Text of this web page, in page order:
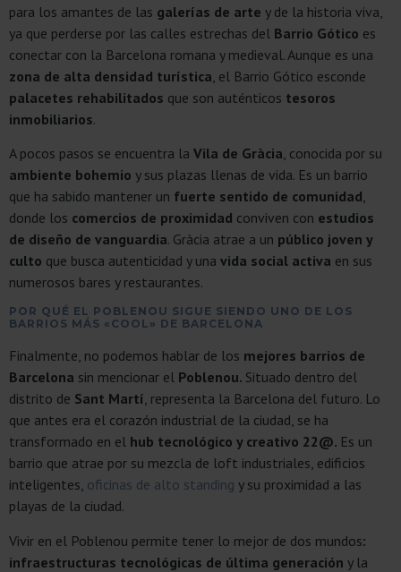
para los amantes de las galerías de arte y de la historia viva,
ya que perderse por las calles estrechas del Barrio Gótico es
conectar con la Barcelona romana y medieval. Aunque es una
zona de alta densidad turística , el Barrio Gótico esconde
palacetes rehabilitados que son auténticos tesoros
inmobiliarios.
A pocos pasos se encuentra la Vila de Gràcia, conocida por su
ambiente bohemio y sus plazas llenas de vida. Es un barrio
que ha sabido mantener un fuerte sentido de comunidad,
donde los comercios de proximidad conviven con estudios
de diseño de vanguardia. Gràcia atrae a un público joven y
culto que busca autenticidad y una vida social activa en sus
numerosos bares y restaurantes.
POR QUÉ EL POBLENOU SIGUE SIENDO UNO DE LOS
BARRIOS MÁS «COOL» DE BARCELONA
Finalmente, no podemos hablar de los mejores barrios de
Barcelona sin mencionar el Poblenou. Situado dentro del
distrito de Sant Martí, representa la Barcelona del futuro. Lo
que antes era el corazón industrial de la ciudad, se ha
transformado en el hub tecnológico y creativo 22@. Es un
barrio que atrae por su mezcla de loft industriales, edificios
inteligentes, oficinas de alto standing y su proximidad a las
playas de la ciudad.
Vivir en el Poblenou permite tener lo mejor de dos mundos:
infraestructuras tecnológicas de última generación y la